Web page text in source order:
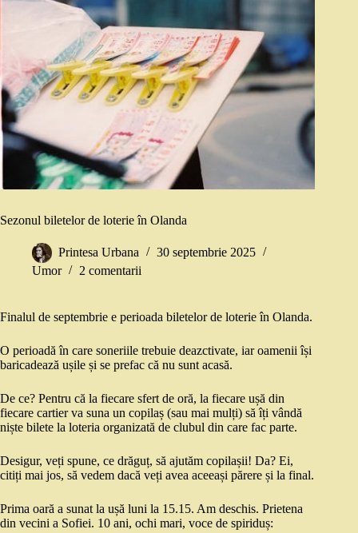
Sezonul biletelor de loterie în Olanda
Printesa Urbana
30 septembrie 2025
Umor
2 comentarii
Finalul de septembrie e perioada biletelor de loterie în Olanda.
O perioadă în care soneriile trebuie deazctivate, iar oamenii își
baricadează ușile și se prefac că nu sunt acasă.
De ce? Pentru că la fiecare sfert de oră, la fiecare ușă din
fiecare cartier va suna un copilaș (sau mai mulți) să îți vândă
niște bilete la loteria organizată de clubul din care fac parte.
Desigur, veți spune, ce drăguț, să ajutăm copilașii! Da? Ei,
citiți mai jos, să vedem dacă veți avea aceeași părere și la final.
Prima oară a sunat la ușă luni la 15.15. Am deschis. Prietena
din vecini a Sofiei. 10 ani, ochi mari, voce de spiriduș: